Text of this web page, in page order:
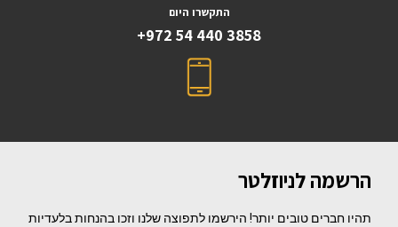
התקשרו היום
+972 54 440 3858
הרשמה לניוזלטר
תהיו חברים טובים יותר! הירשמו לתפוצה שלנו וזכו בהנחות בלעדיות